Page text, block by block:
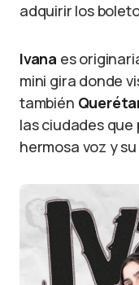
adquirir los
Ivana es
mini gira donde
también
las ciudades
hermosa voz y